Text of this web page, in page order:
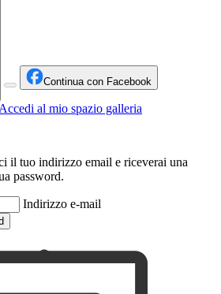
Continua con Facebook
Accedi al mio spazio galleria
il tuo indirizzo email e riceverai una
password.
Indirizzo e-mail